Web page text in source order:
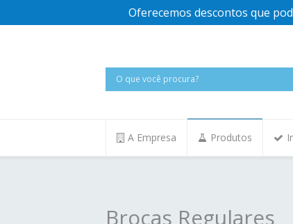
Oferecemos descontos que
A Empresa Produtos
Brocas Regulares